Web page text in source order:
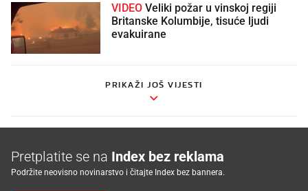
VIDEO
Britanske Kolumbije, tisuće ljudi
evakuirane
PRIKAŽI JOŠ VIJESTI
Pretplatite se na Index bez reklama
Podržite neovisno novinarstvo i čitajte Index bez bannera.